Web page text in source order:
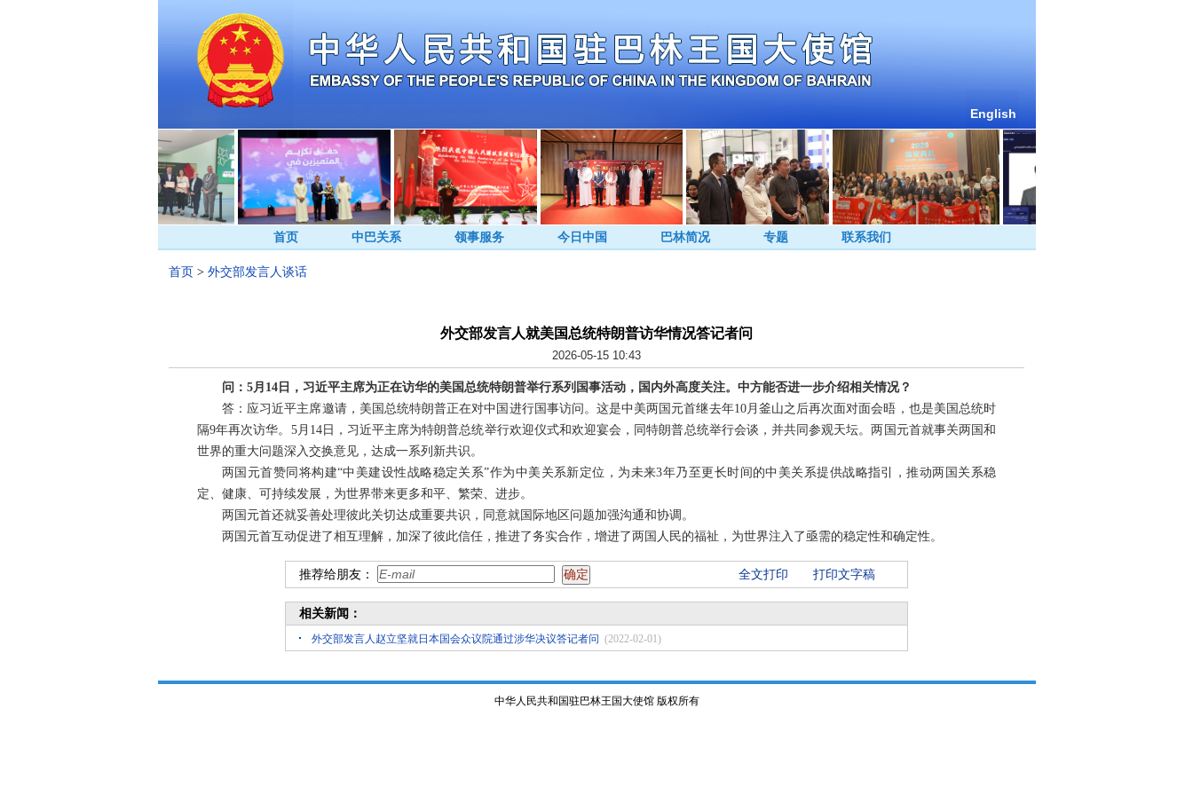
English
首页 中巴关系 领事服务 今日中国 巴林简况 专题 联系我们
首页 > 外交部发言人谈话
外交部发言人就美国总统特朗普访华情况答记者问
2026-05-15 10:43
问：5月14日，习近平主席为正在访华的美国总统特朗普举行系列国事活动，国内外高度关注。中方能否进一步介绍相关情况？
答：应习近平主席邀请，美国总统特朗普正在对中国进行国事访问。这是中美两国元首继去年10月釜山之后再次面对面会晤，也是美国总统时
隔9年再次访华。5月14日，习近平主席为特朗普总统举行欢迎仪式和欢迎宴会，同特朗普总统举行会谈，并共同参观天坛。两国元首就事关两国和
世界的重大问题深入交换意见，达成一系列新共识。
两国元首赞同将构建“中美建设性战略稳定关系”作为中美关系新定位，为未来3年乃至更长时间的中美关系提供战略指引，推动两国关系稳
定、健康、可持续发展，为世界带来更多和平、繁荣、进步。
两国元首还就妥善处理彼此关切达成重要共识，同意就国际地区问题加强沟通和协调。
两国元首互动促进了相互理解，加深了彼此信任，推进了务实合作，增进了两国人民的福祉，为世界注入了亟需的稳定性和确定性。
推荐给朋友： 全文打印 打印文字稿
相关新闻：
外交部发言人赵立坚就日本国会众议院通过涉华决议答记者问 (2022-02-01)
中华人民共和国驻巴林王国大使馆 版权所有